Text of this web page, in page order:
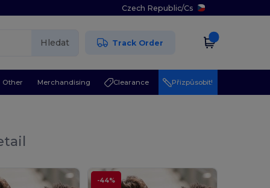
Czech Republic/Cs
Hledat Track Order
Other Merchandising Clearance Přizpůsobit!
-44%